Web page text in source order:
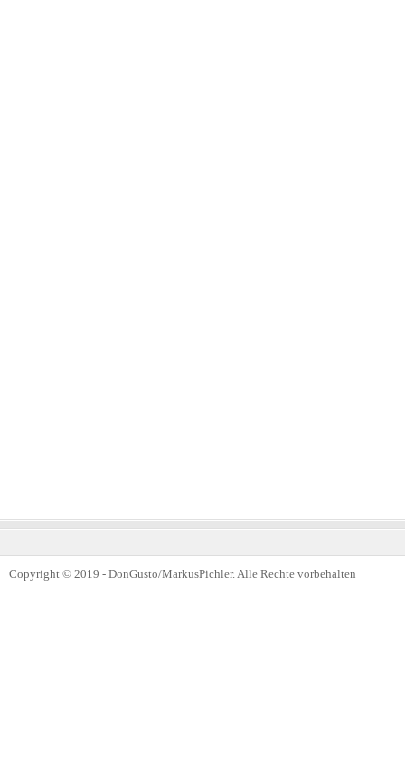
Copyright © 2019 - DonGusto/MarkusPichler. Alle Rechte vorbehalten